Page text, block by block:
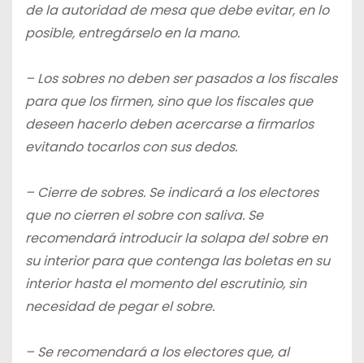
de la autoridad de mesa que debe evitar, en lo
posible, entregárselo en la mano.
– Los sobres no deben ser pasados a los fiscales
para que los firmen, sino que los fiscales que
deseen hacerlo deben acercarse a firmarlos
evitando tocarlos con sus dedos.
– Cierre de sobres. Se indicará a los electores
que no cierren el sobre con saliva. Se
recomendará introducir la solapa del sobre en
su interior para que contenga las boletas en su
interior hasta el momento del escrutinio, sin
necesidad de pegar el sobre.
– Se recomendará a los electores que, al